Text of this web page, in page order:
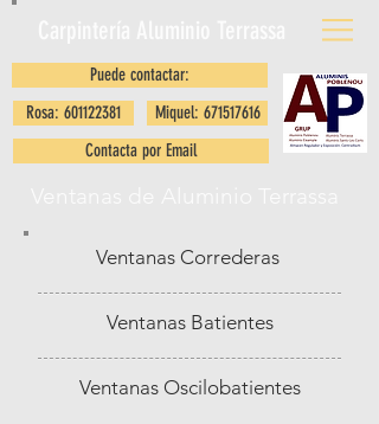
Puede contactar:
Rosa: 601122381
Miquel: 671517616
Contacta por Email
Ventanas Oscilobatientes
Ventanas Batientes
Ventanas Correderas